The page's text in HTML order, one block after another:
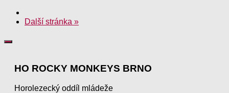
Další stránka »
HO ROCKY MONKEYS BRNO
Horolezecký oddíl mládeže